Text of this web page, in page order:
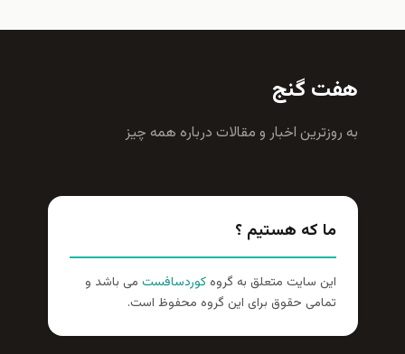
هفت گنج
به روزترين اخبار و مقالات درباره همه چيز
ما که هستیم ؟
این سایت متعلق به گروهکوردسافست می باشد و
تمامی حقوق برای این گروه محفوظ است.